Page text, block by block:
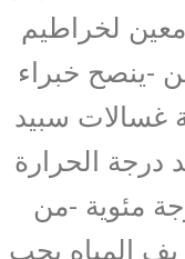
معين لخراطيم
-ينصح خبراء
غسالات سبيد
درجة الحرارة
الساخنة عن 60 درجة مئوية -من
المياه يجب